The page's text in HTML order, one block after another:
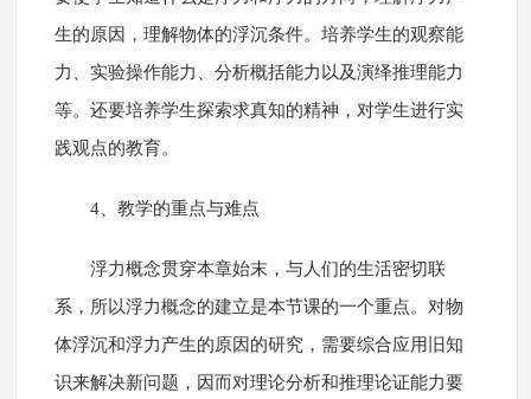
生的原因，理解物体的浮沉条件。培养学生的观察能
力、实验操作能力、分析概括能力以及演绎推理能力
等。还要培养学生探索求真知的精神，对学生进行实
践观点的教育。
4、教学的重点与难点
浮力概念贯穿本章始末，与人们的生活密切联
系，所以浮力概念的建立是本节课的一个重点。对物
体浮沉和浮力产生的原因的研究，需要综合应用旧知
识来解决新问题，因而对理论分析和推理论证能力要